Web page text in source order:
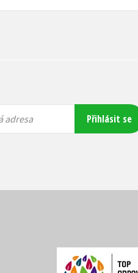
adresa Přihlásit se